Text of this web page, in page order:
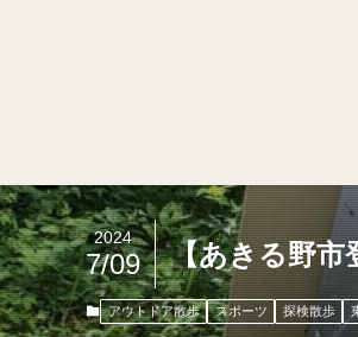
【あきる野市
2024
7/09
アウトドア散歩 スポーツ 探検散歩